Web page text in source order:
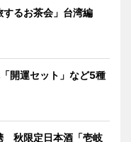
するお茶会」台湾編
開運セット」など5種
秋限定日本酒「壱岐